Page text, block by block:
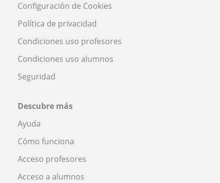
Configuración de Cookies
Política de privacidad
Condiciones uso profesores
Condiciones uso alumnos
Seguridad
Descubre más
Ayuda
Cómo funciona
Acceso profesores
Acceso a alumnos